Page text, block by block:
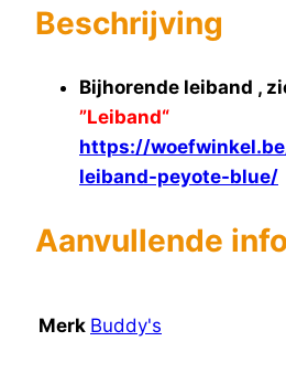
Beschrijving
Bijhorende leiband ,
”Leiband“
https://
leiband-peyote-blue/
Aanvullende
Merk Buddy's